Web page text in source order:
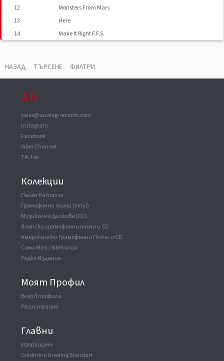
12
Monsters From Mars
13
Here
14
Make It Right F.F.S.
ВАУЧЕР ▼
Made By
НАЗАД ТЪРСЕНЕ ФИЛТРИ
sales@analog-records.com
Instagram
Facebook
Viber Channel
Tik Tok
Колекции
Пълен Каталог
Грамофонни плочи (Vinyl)
Музикални Дискове (CD)
Японски грамофонни плочи и CD
Американски Грамофонни Плочи и CD
Само Mint / NM копия
Рядко Издание
Моят Профил
Влез в профила
Регистрация
Главни
Изпращане
Goldmine Grading Standart